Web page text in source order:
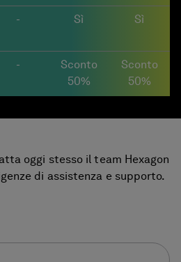
- Sì Sì
-
Sconto
50%
Sconto
50%
oggi stesso il team Hexagon
di assistenza e supporto.